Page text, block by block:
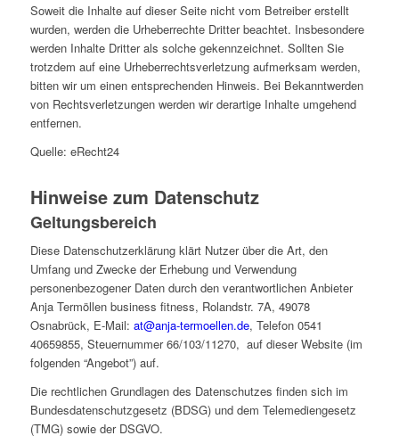
Soweit die Inhalte auf dieser Seite nicht vom Betreiber erstellt
wurden, werden die Urheberrechte Dritter beachtet. Insbesondere
werden Inhalte Dritter als solche gekennzeichnet. Sollten Sie
trotzdem auf eine Urheberrechtsverletzung aufmerksam werden,
bitten wir um einen entsprechenden Hinweis. Bei Bekanntwerden
von Rechtsverletzungen werden wir derartige Inhalte umgehend
entfernen.
Quelle: eRecht24
Hinweise zum Datenschutz
Geltungsbereich
Diese Datenschutzerklärung klärt Nutzer über die Art, den
Umfang und Zwecke der Erhebung und Verwendung
personenbezogener Daten durch den verantwortlichen Anbieter
Anja Termöllen business fitness, Rolandstr. 7A, 49078
Osnabrück, E-Mail: at@anja-termoellen.de, Telefon 0541
40659855, Steuernummer 66/103/11270, auf dieser Website (im
folgenden “Angebot”) auf.
Die rechtlichen Grundlagen des Datenschutzes finden sich im
Bundesdatenschutzgesetz (BDSG) und dem Telemediengesetz
(TMG) sowie der DSGVO.